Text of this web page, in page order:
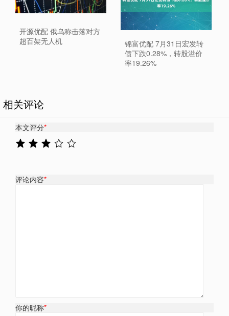
开源优配 俄乌称击落对方
超百架无人机
锦富优配 7月31日宏发转
债下跌0.28%，转股溢价
率19.26%
相关评论
本文评分*
评论内容*
你的昵称*